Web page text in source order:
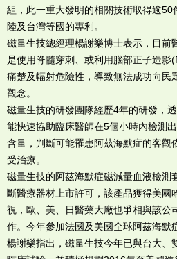
組，此一重大發明的相關技術取得逾
陸及台灣等國的專利。
磁量生技總經理楊謝樂博士表示，目前
是使用脊髓穿刺、或利用腦部正子造影
痛楚及輻射危險性，導致無法成功向民
觀念。
磁量生技的研發團隊經歷4年的研發，
能快速協助臨床醫師在5個小時內檢測
含量，判斷可能罹患阿茲海默症的客觀
受治療。
磁量生技的阿茲海默症磁減量血液檢測
斷醫療器材上市許可，該產品獲得美國
視，歐、美、日醫藥大廠也爭相與該公
作。今年參加法國及美國全球阿茲海默
楊謝樂指出，磁量生技今年已與台大、